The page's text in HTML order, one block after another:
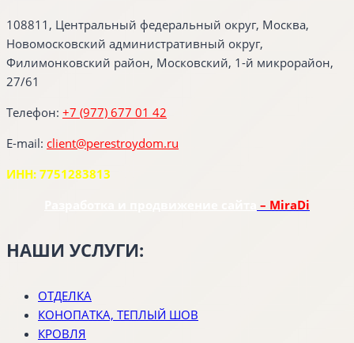
108811, Центральный федеральный округ, Москва,
Новомосковский административный округ,
Филимонковский район, Московский, 1-й микрорайон,
27/61
Телефон: +7 (977) 677 01 42
E-mail: client@perestroydom.ru
ИНН: 7751283813
– MiraDi
НАШИ УСЛУГИ:
ОТДЕЛКА
КОНОПАТКА, ТЕПЛЫЙ ШОВ
КРОВЛЯ